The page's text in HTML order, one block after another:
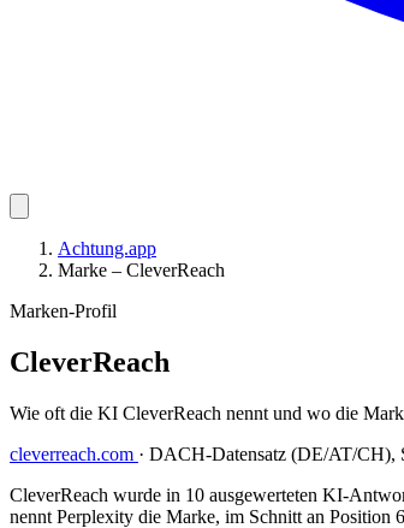
Achtung.app
Marke – CleverReach
Marken-Profil
CleverReach
Wie oft die KI CleverReach nennt und wo die
cleverreach.com · DACH-Datensatz (DE/AT/CH),
CleverReach wurde in 10 ausgewerteten KI-
nennt Perplexity die Marke, im Schnitt an Position